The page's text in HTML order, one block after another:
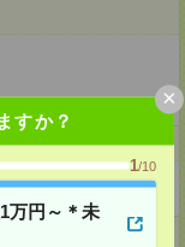
すか？
1/10
万円～＊未
×